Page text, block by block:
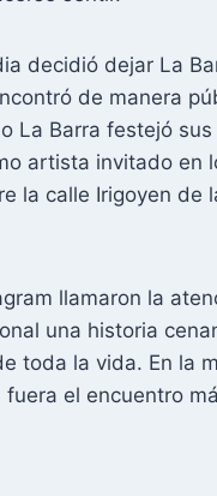
decidió dejar La
de manera
La Barra festejó
artista invitado en
la calle Irigoyen de
llamaron la
una historia
toda la vida. En la
el encuentro